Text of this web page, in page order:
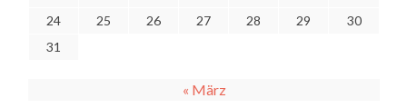
24
25 26 27 28 29
30
31
« März